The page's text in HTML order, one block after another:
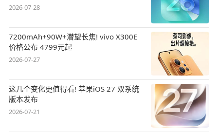
2026-07-28
7200mAh+90W+潜望长焦! vivo X300E
价格公布 4799元起
2026-07-27
这几个变化更值得看! 苹果iOS 27 双系统
版本发布
2026-07-21